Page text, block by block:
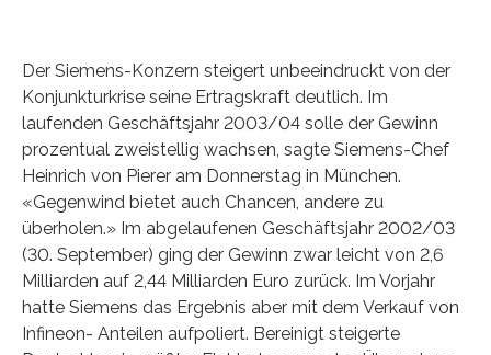
Der Siemens-Konzern steigert unbeeindruckt von der
Konjunkturkrise seine Ertragskraft deutlich. Im
laufenden Geschäftsjahr 2003/04 solle der Gewinn
prozentual zweistellig wachsen, sagte Siemens-Chef
Heinrich von Pierer am Donnerstag in München.
«Gegenwind bietet auch Chancen, andere zu
überholen.» Im abgelaufenen Geschäftsjahr 2002/03
(30. September) ging der Gewinn zwar leicht von 2,6
Milliarden auf 2,44 Milliarden Euro zurück. Im Vorjahr
hatte Siemens das Ergebnis aber mit dem Verkauf von
Infineon- Anteilen aufpoliert. Bereinigt steigerte